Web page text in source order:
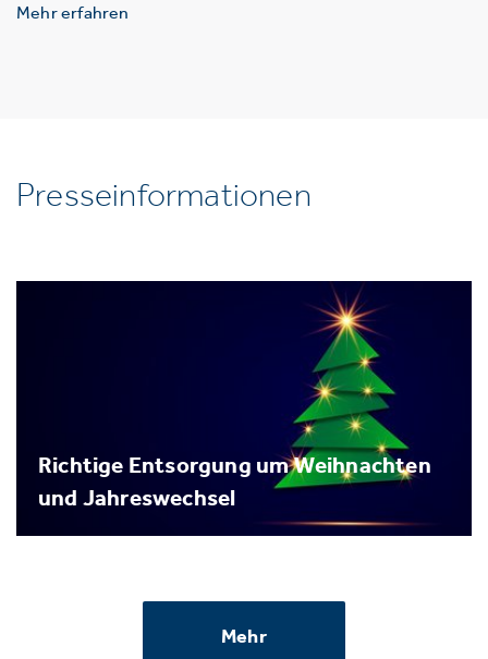
Mehr erfahren
Presseinformationen
Richtige Entsorgung um Weihnachten
und Jahreswechsel
Mehr